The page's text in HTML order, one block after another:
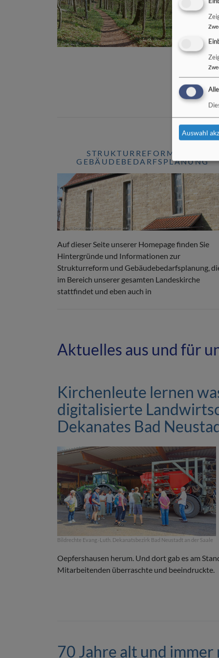
STRUKTURREFORM UND
GEBÄUDEBEDARFSPLANUNG
Auf dieser Seite unserer Homepage finden Sie
Hintergründe und Informationen zur
Strukturreform und Gebäudebedarfsplanung,
im Bereich unserer gesamten Landeskirche
stattfindet und eben auch in
Aktuelles aus und für
Kirchenleute lernen
digitalisierte
Dekanates Bad
Bildrechte Evang.-Luth. Dekanatsbezirk Bad Neustadt an der Saale
Oepfershausen herum. Und dort gab es am
Mitarbeitenden überraschte und beeindruckte.
70 Jahre alt und
Auswahl